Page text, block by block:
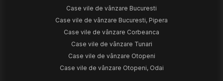
Case vile de vânzare Bucuresti
Case vile de vânzare Bucuresti, Pipera
Case vile de vânzare Corbeanca
Case vile de vânzare Tunari
Case vile de vânzare Otopeni
Case vile de vânzare Otopeni, Odai